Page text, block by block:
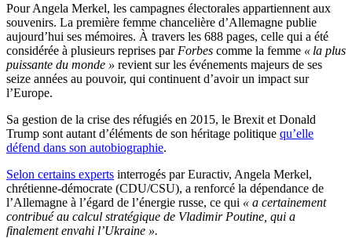
Pour Angela Merkel, les campagnes électorales appartiennent aux
souvenirs. La première femme chancelière d’Allemagne publie
aujourd’hui ses mémoires. À travers les 688 pages, celle qui a été
considérée à plusieurs reprises par Forbes comme la femme « la plus
puissante du monde » revient sur les événements majeurs de ses
seize années au pouvoir, qui continuent d’avoir un impact sur
l’Europe.
Sa gestion de la crise des réfugiés en 2015, le Brexit et Donald
Trump sont autant d’éléments de son héritage politique qu’elle
défend dans son autobiographie.
Selon certains experts interrogés par Euractiv, Angela Merkel,
chrétienne-démocrate (CDU/CSU), a renforcé la dépendance de
l’Allemagne à l’égard de l’énergie russe, ce qui « a certainement
contribué au calcul stratégique de Vladimir Poutine, qui a
finalement envahi l’Ukraine ».